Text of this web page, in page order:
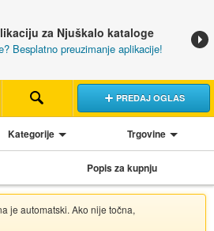
za Njuškalo kataloge
Besplatno preuzimanje aplikacije!
PREDAJ OGLAS
Kategorije Trgovine
Popis za kupnju
je automatski. Ako nije točna,